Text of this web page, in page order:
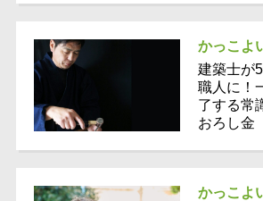
かっこよ
建築士が
職人に！
了する常
おろし金
かっこよ